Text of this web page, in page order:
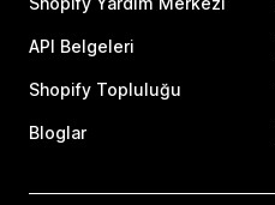
API Belgeleri
Shopify Topluluğu
Bloglar